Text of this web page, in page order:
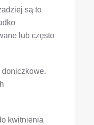
są to
lub często
kwitnienia